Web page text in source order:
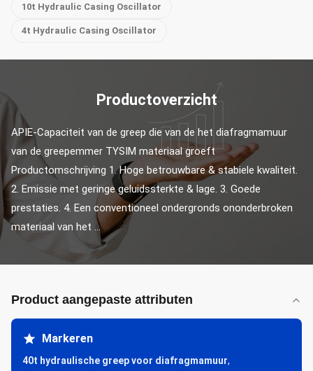
10t Hydraulic Casing Oscillator
4t Hydraulic Casing Oscillator
Productoverzicht
APIE-Capaciteit van de greep die van de het diafragmamuur
van de greepemmer TYSIM materiaal groeft
Productomschrijving 1. Hoge betrouwbare & stabiele kwaliteit.
2. Emissie met geringe geluidssterkte & lage. 3. Goede
prestaties. 4. Een conventioneel ondergronds ononderbroken
materiaal van het ...
Product aangepaste attributen
Markeren
40t hydraulische greep voor diafragmamuur,